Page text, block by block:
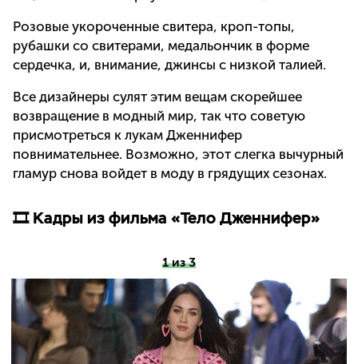
Розовые укороченные свитера, кроп-топы,
рубашки со свитерами, медальончик в форме
сердечка, и, внимание, джинсы с низкой талией.
Все дизайнеры сулят этим вещам скорейшее
возвращение в модный мир, так что советую
присмотреться к лукам Дженнифер
повнимательнее. Возможно, этот слегка вычурный
гламур снова войдет в моду в грядущих сезонах.
🎞 Кадры из фильма «Тело Дженнифер»
1 из 3